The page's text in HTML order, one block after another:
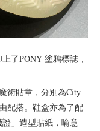
了PONY 塗鴉標誌，
術貼章，分別為City
配搭。鞋盒亦為了配
」造型貼紙，喻意